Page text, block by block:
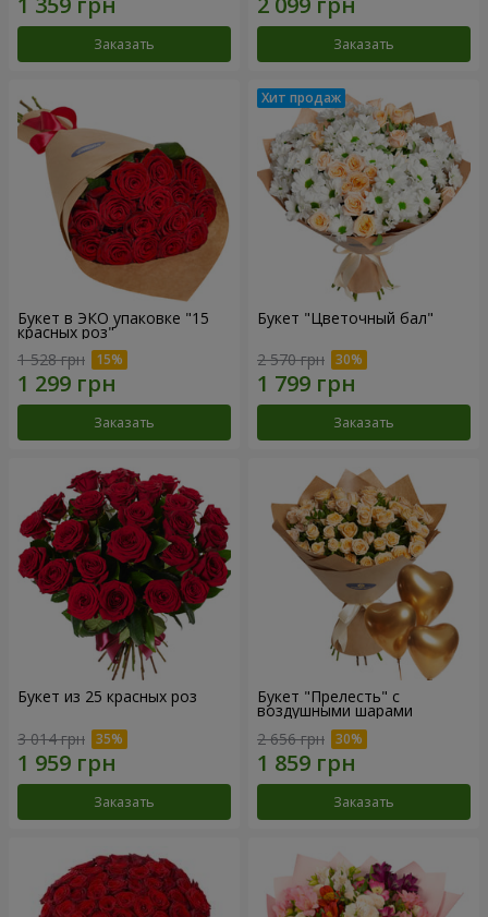
Заказать Заказать
Букет в ЭКО упаковке "15
красных роз"
1 528 грн
Заказать
Букет "Цветочный бал"
2 570 грн
Заказать
Букет из 25 красных роз
3 014 грн
Заказать
Букет "Прелесть" с
воздушными шарами
2 656 грн
Заказать